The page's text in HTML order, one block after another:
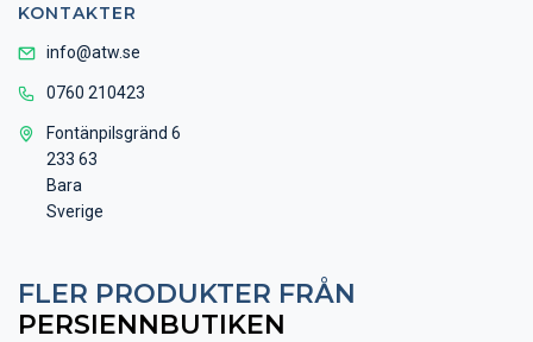
KONTAKTER
info@atw.se
0760 210423
Fontänpilsgränd 6
233 63
Bara
Sverige
FLER PRODUKTER FRÅN
PERSIENNBUTIKEN